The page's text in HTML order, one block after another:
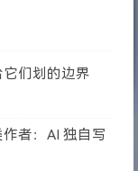
们划的边界
者：AI 独自写